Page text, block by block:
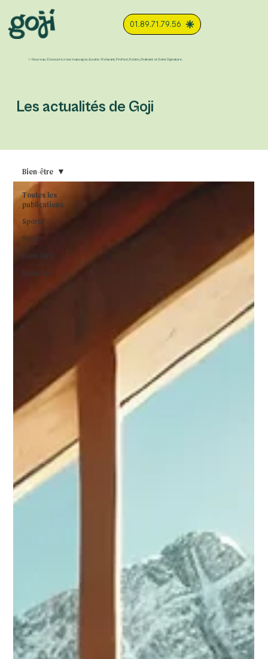
✨ Nouveau : Découvrez nos massages & soins : Relaxant, Profond, Kobido, Drainant et Soins Signature.
01.89.71.79.56
Les actualités de Goji
Toutes les
publications
Sports
Santé
Bien-être
Retraite
Bien-être